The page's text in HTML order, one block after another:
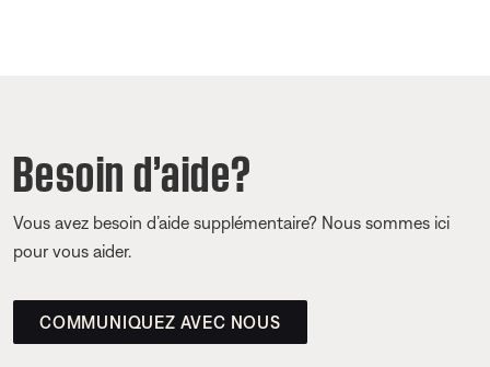
Besoin d’aide?
Vous avez besoin d’aide supplémentaire? Nous sommes ici
pour vous aider.
COMMUNIQUEZ AVEC NOUS